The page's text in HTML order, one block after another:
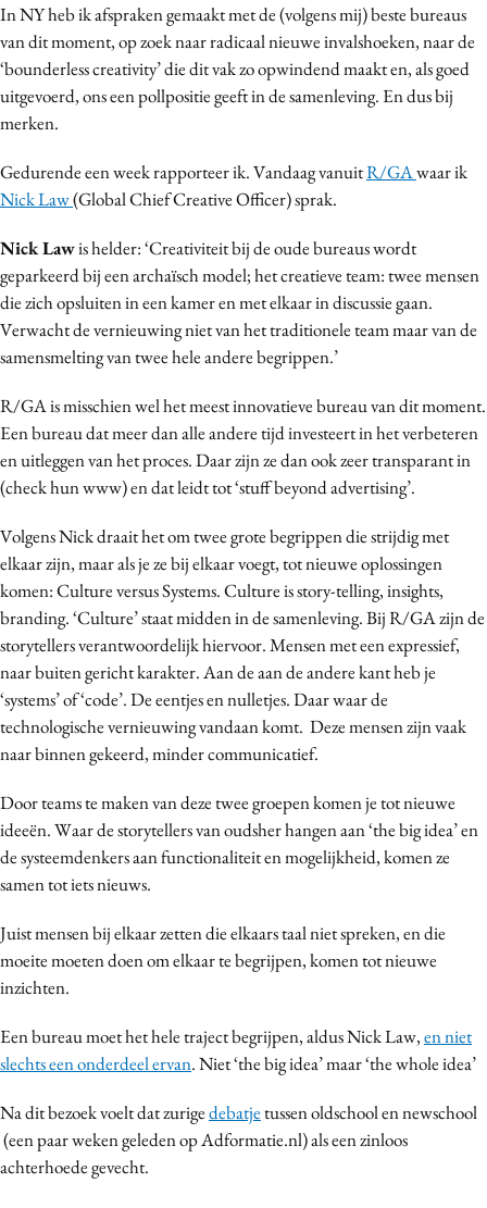
Digital transformation
Diversiteit
Effectiviteit
Gedragsverandering
Interne communicatie
Media
Merkstrategie
PR
Programmatic
Reputatie & crisis
In NY heb ik afspraken gemaakt met de (volgens mij) beste bureaus
van dit moment, op zoek naar radicaal nieuwe invalshoeken, naar de
‘bounderless creativity’ die dit vak zo opwindend maakt en, als goed
uitgevoerd, ons een pollpositie geeft in de samenleving. En dus bij
merken.
Gedurende een week rapporteer ik. Vandaag vanuitR/GAwaar ik
Nick Law(Global Chief Creative Officer) sprak.
Nick Lawis helder: ‘Creativiteit bij de oude bureaus wordt
geparkeerd bij een archaïsch model; het creatieve team: twee mensen
die zich opsluiten in een kamer en met elkaar in discussie gaan.
Verwacht de vernieuwing niet van het traditionele team maar van de
samensmelting van twee hele andere begrippen.’
R/GA is misschien wel het meest innovatieve bureau van dit moment.
Een bureau dat meer dan alle andere tijd investeert in het verbeteren
en uitleggen van het proces. Daar zijn ze dan ook zeer transparant in
(check hun www) en dat leidt tot ‘stuff beyond advertising’.
Volgens Nick draait het om twee grote begrippen die strijdig met
elkaar zijn, maar als je ze bij elkaar voegt, tot nieuwe oplossingen
komen: Culture versus Systems. Culture is story-telling, insights,
branding. ‘Culture’ staat midden in de samenleving. Bij R/GA zijn de
storytellers verantwoordelijk hiervoor. Mensen met een expressief,
naar buiten gericht karakter. Aan de aan de andere kant heb je
‘systems’ of ‘code’. De eentjes en nulletjes. Daar waar de
technologische vernieuwing vandaan komt. Deze mensen zijn vaak
naar binnen gekeerd, minder communicatief.
Door teams te maken van deze twee groepen komen je tot nieuwe
ideeën. Waar de storytellers van oudsher hangen aan ‘the big idea’ en
de systeemdenkers aan functionaliteit en mogelijkheid, komen ze
samen tot iets nieuws.
Juist mensen bij elkaar zetten die elkaars taal niet spreken, en die
moeite moeten doen om elkaar te begrijpen, komen tot nieuwe
inzichten.
Een bureau moet het hele traject begrijpen, aldus Nick Law,en niet
slechts een onderdeel ervan. Niet ‘the big idea’ maar ‘the whole idea’
Na dit bezoek voelt dat zurigedebatjetussen oldschool en newschool
(een paar weken geleden op Adformatie.nl) als een zinloos
achterhoede gevecht.